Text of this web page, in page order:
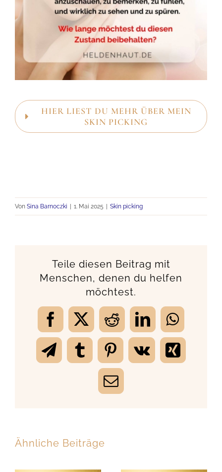
HIER LIEST DU MEHR ÜBER MEIN
SKIN PICKING
Von Sina Barnoczki | 1. Mai 2025 | Skin picking
Teile diesen Beitrag mit
Menschen, denen du helfen
möchtest.
Facebook
X RedditLinkedIn
TelegramTumblrPinterest
Vk Xing
E-
Ähnliche Beiträge